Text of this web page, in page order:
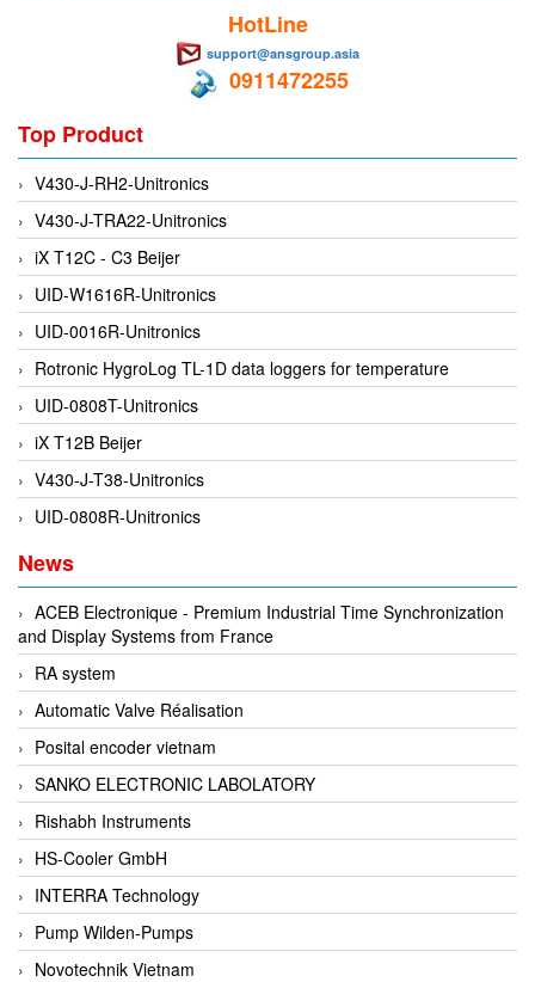
EMG
Emotron
ENCEL Vietnam
Endress+Hauser
Enensys Vietnam
Enerdoor
Enerpac
ENERSYS
Enolgas
Envada
Environmental Compliance Products
EPE Process Filters & Accumulators
Epro/Emerson
ERE WIRELESS
Erhardt-Leimer
Erhardt-Leimer
Erhardt-leimer
ERICHSEN
Erinda/Delta
ESA Automation Vietnam
Esa Pyronics
Euchner
HotLine
support@ansgroup.asia
0911472255
Top Product
V430-J-RH2-Unitronics
V430-J-TRA22-Unitronics
iX T12C - C3 Beijer
UID-W1616R-Unitronics
UID-0016R-Unitronics
Rotronic HygroLog TL-1D data loggers for temperature
UID-0808T-Unitronics
iX T12B Beijer
V430-J-T38-Unitronics
UID-0808R-Unitronics
News
ACEB Electronique - Premium Industrial Time Synchronization
and Display Systems from France
RA system
Automatic Valve Réalisation
Posital encoder vietnam
SANKO ELECTRONIC LABOLATORY
Rishabh Instruments
HS-Cooler GmbH
INTERRA Technology
Pump Wilden-Pumps
Novotechnik Vietnam